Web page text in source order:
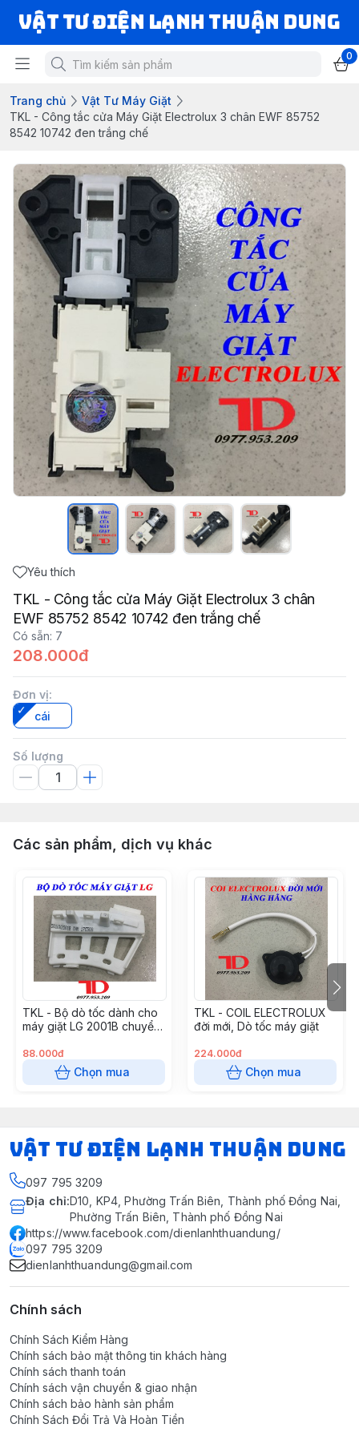
VẬT TƯ ĐIỆN LẠNH THUẬN DUNG
0
Trang chủ
Vật Tư Máy Giặt
TKL - Công tắc cửa Máy Giặt Electrolux 3 chân EWF 85752
8542 10742 đen trắng chế
Yêu thích
TKL - Công tắc cửa Máy Giặt Electrolux 3 chân
EWF 85752 8542 10742 đen trắng chế
Có sẵn: 7
208.000đ
Đơn vị:
cái
Số lượng
Các sản phẩm, dịch vụ khác
TKL - Bộ dò tốc dành cho
máy giặt LG 2001B chuyển
88.000đ
Chọn mua
TKL - COIL ELECTROLUX
đời mới, Dò tốc máy giặt
224.000đ
Chọn mua
VẬT TƯ ĐIỆN LẠNH THUẬN DUNG
097 795 3209
Địa chỉ:D10, KP4, Phường Trấn Biên, Thành phố Đồng Nai,
Phường Trấn Biên, Thành phố Đồng Nai
https://www.facebook.com/dienlanhthuandung/
097 795 3209
dienlanhthuandung@gmail.com
Chính sách
Chính Sách Kiểm Hàng
Chính sách bảo mật thông tin khách hàng
Chính sách thanh toán
Chính sách vận chuyển & giao nhận
Chính sách bảo hành sản phẩm
Chính Sách Đổi Trả Và Hoàn Tiền